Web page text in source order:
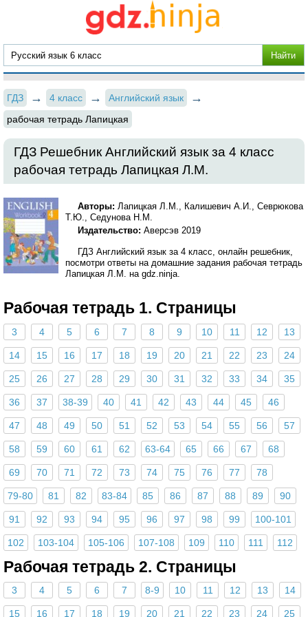
ГДЗ 4 класс
Английский язык
рабочая тетрадь Лапицкая
ГДЗ Решебник Английский язык за 4 класс
рабочая тетрадь Лапицкая Л.М.
Авторы: Лапицкая Л.М., Калишевич А.И., Севрюкова
Т.Ю., Седунова Н.М.
Издательство:Аверсэв 2019
ГДЗ Английский язык за 4 класс, онлайн решебник,
посмотри ответы на домашние задания рабочая тетрадь
Лапицкая Л.М. на gdz.ninja.
Рабочая тетрадь 1. Страницы
3 4 5 6 7 8 9 10 11 12 13
14 15 16 17 18 19 20 21 22 23 24
25 26 27 28 29 30 31 32 33 34 35
36 37 38-39 40 41 42 43 44 45 46
47 48 49 50 51 52 53 54 55 56 57
58 59 60 61 62 63-64 65 66 67 68
69 70 71 72 73 74 75 76 77 78
79-80 81 82 83-84 85 86 87 88 89 90
91 92 93 94 95 96 97 98 99 100-101
102 103-104 105-106 107-108 109 110 111 112
Рабочая тетрадь 2. Страницы
3 4 5 6 7 8-9 10 11 12 13 14
15 16 17 18 19 20 21 22 23 24 25